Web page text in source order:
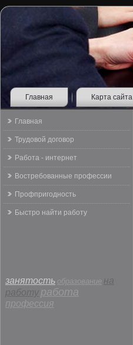
Главная Карта сайта
Главная
Трудовой договор
Работа - интернет
Востребованные профессии
Профпригодность
Быстро найти работу
занятость образование на
работу работа
профессия